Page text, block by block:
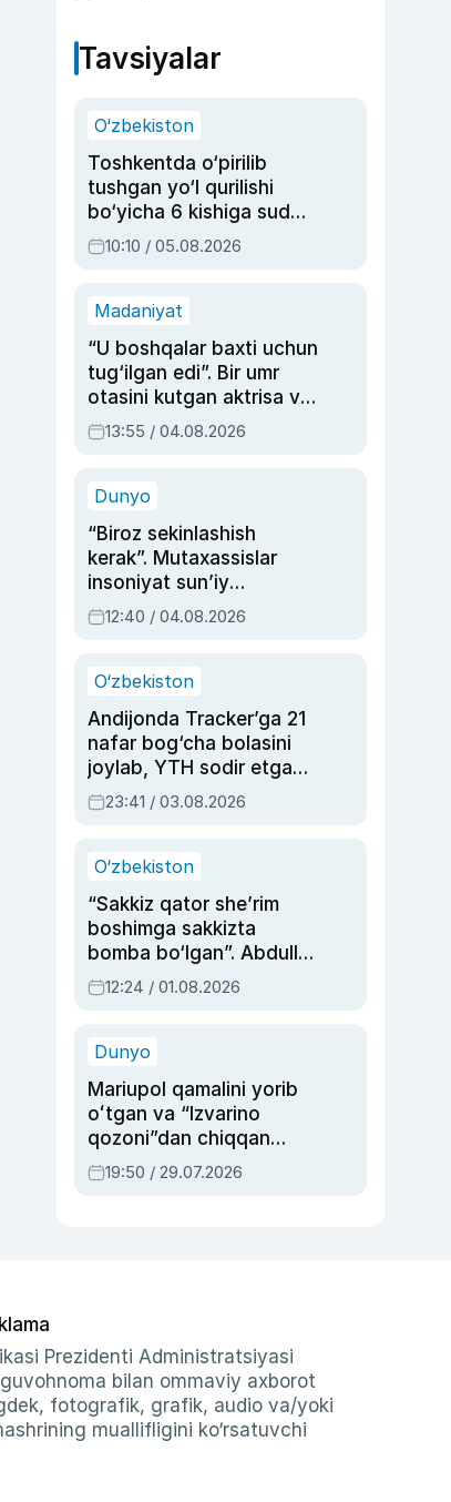
Tavsiyalar
O‘zbekiston
Toshkentda o‘pirilib
tushgan yo‘l qurilishi
bo‘yicha 6 kishiga sud
hukmi o‘qildi
10:10 / 05.08.2026
Madaniyat
“U boshqalar baxti uchun
tug‘ilgan edi”. Bir umr
otasini kutgan aktrisa va
dublyaj ustasi Rimma
Ahmedovaning
13:55 / 04.08.2026
Dunyo
“Biroz sekinlashish
kerak”. Mutaxassislar
insoniyat sun’iy
intellektni boshqara
olmay qolishidan xavotir
12:40 / 04.08.2026
O‘zbekiston
Andijonda Tracker’ga 21
nafar bog‘cha bolasini
joylab, YTH sodir etgan
ayolga sud hukmi o‘qildi
23:41 / 03.08.2026
O‘zbekiston
“Sakkiz qator she’rim
boshimga sakkizta
bomba bo‘lgan”. Abdulla
Oripovni siyosiy
ayblovlardan asrab
12:24 / 01.08.2026
Dunyo
Mariupol qamalini yorib
oʻtgan va “Izvarino
qozoni”dan chiqqan
qahramon — Ukraina
armiyasi bosh
19:50 / 29.07.2026
Prezidenti Administratsiyasi
bilan ommaviy axborot
fotografik, grafik, audio va/yoki
muallifligini ko‘rsatuvchi